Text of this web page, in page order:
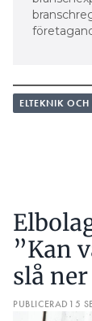
ELTEKNIK
”Kan
slå
PUBLICERAD 15